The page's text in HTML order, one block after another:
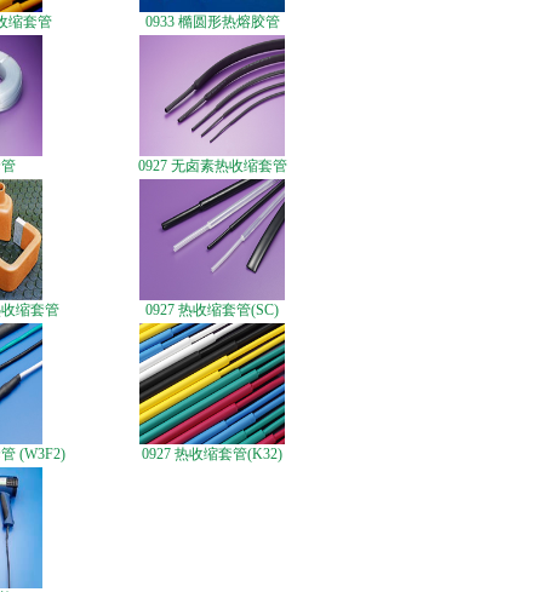
缩套管 0933 橢圆形热熔胶管
0927 无卤素热收缩套管
缩套管 0927 热收缩套管(SC)
(W3F2) 0927 热收缩套管(K32)